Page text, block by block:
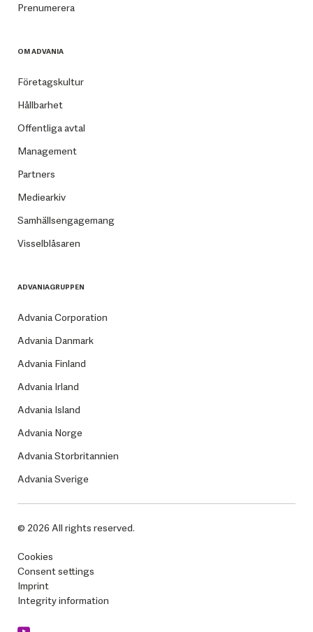
Prenumerera
OM ADVANIA
Företagskultur
Hållbarhet
Offentliga avtal
Management
Partners
Mediearkiv
Samhällsengagemang
Visselblåsaren
ADVANIAGRUPPEN
Advania Corporation
Advania Danmark
Advania Finland
Advania Irland
Advania Island
Advania Norge
Advania Storbritannien
Advania Sverige
© 2026 All rights reserved.
Cookies
Consent settings
Imprint
Integrity information